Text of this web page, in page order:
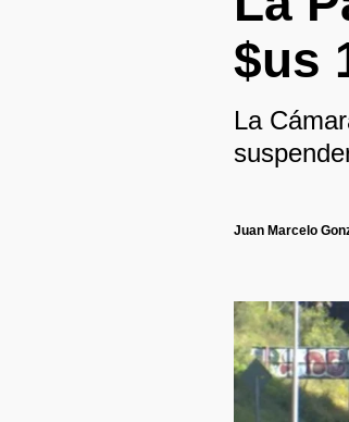
$us
La
Juan Marcelo